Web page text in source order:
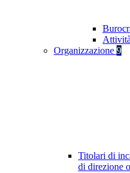
Organizzazione 9
Titolari di
di direzione